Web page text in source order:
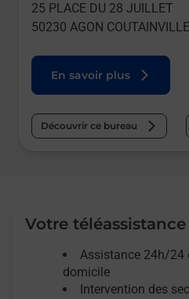
25 PLACE DU 28 JUILLET
50230 AGON COUTAINVILLE
En savoir plus
Découvrir ce bureau
Votre
Assistance 24h/24
domicile
Intervention des